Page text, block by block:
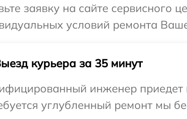
заявку на сайте
условий ремонта
курьера за 35 минут
инженер приедет
углубленный ремонт мы